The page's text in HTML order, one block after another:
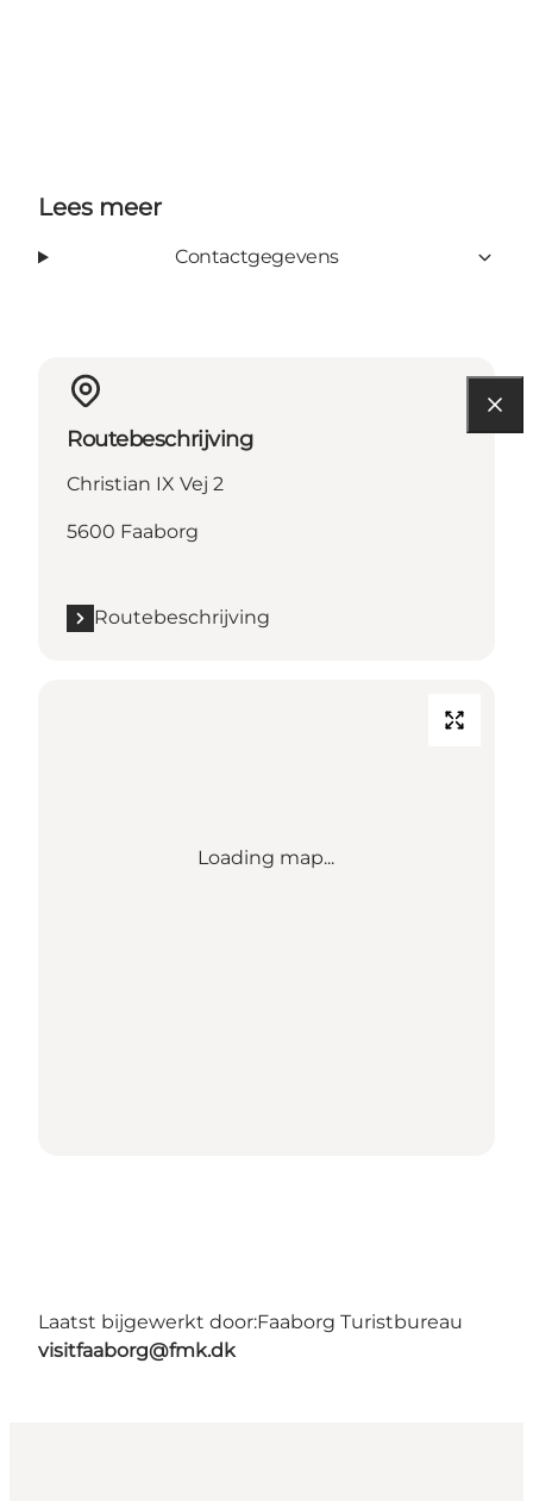
Lees meer
Contactgegevens
Routebeschrijving
Christian IX Vej 2
5600 Faaborg
Routebeschrijving
Loading map...
Laatst bijgewerkt door:Faaborg Turistbureau
visitfaaborg@fmk.dk